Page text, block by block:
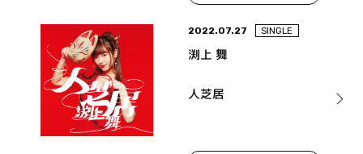
2022.07.27 SINGLE
渕上 舞
人芝居